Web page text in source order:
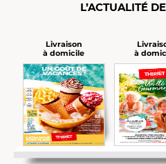
L’ACTUALITÉ
Livraison
à domicile à